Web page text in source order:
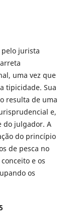
jurista
uma vez que
tipicidade. Sua
resulta de uma
e,
do julgador. A
do princípio
de pesca no
e os
os